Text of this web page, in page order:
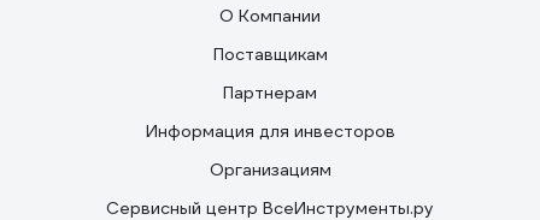
О Компании
Поставщикам
Партнерам
Информация для инвесторов
Организациям
Сервисный центр ВсеИнструменты.ру